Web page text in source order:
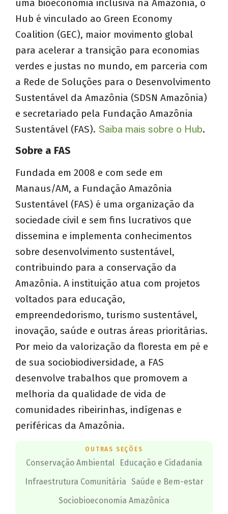
uma bioeconomia inclusiva na Amazônia, o
Hub é vinculado ao Green Economy
Coalition (GEC), maior movimento global
para acelerar a transição para economias
verdes e justas no mundo, em parceria com
a Rede de Soluções para o Desenvolvimento
Sustentável da Amazônia (SDSN Amazônia)
e secretariado pela Fundação Amazônia
Sustentável (FAS). Saiba mais sobre o Hub.
Sobre a FAS
Fundada em 2008 e com sede em
Manaus/AM, a Fundação Amazônia
Sustentável (FAS) é uma organização da
sociedade civil e sem fins lucrativos que
dissemina e implementa conhecimentos
sobre desenvolvimento sustentável,
contribuindo para a conservação da
Amazônia. A instituição atua com projetos
voltados para educação,
empreendedorismo, turismo sustentável,
inovação, saúde e outras áreas prioritárias.
Por meio da valorização da floresta em pé e
de sua sociobiodiversidade, a FAS
desenvolve trabalhos que promovem a
melhoria da qualidade de vida de
comunidades ribeirinhas, indígenas e
periféricas da Amazônia.
OUTRAS SEÇÕES
Conservação Ambiental
Educação e Cidadania
Infraestrutura Comunitária Saúde e Bem-estar
Sociobioeconomia Amazônica